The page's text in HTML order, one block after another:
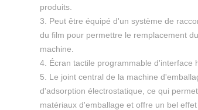
produits.
3. Peut être équipé d'un système de
du film pour permettre le remplacement
machine.
4. Écran tactile programmable d'interface
5. Le joint central de la machine
d'adsorption électrostatique, ce qui
matériaux d'emballage et offre un bel